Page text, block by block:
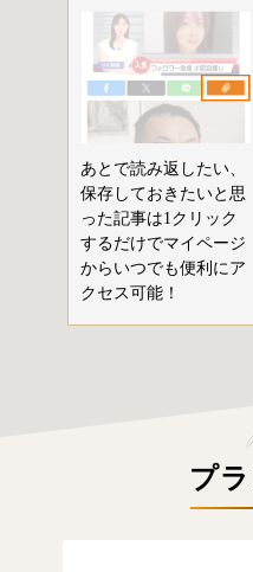
あとで読み返したい、
保存しておきたいと思
った記事は1クリック
するだけでマイページ
からいつでも便利にア
クセス可能！
プ